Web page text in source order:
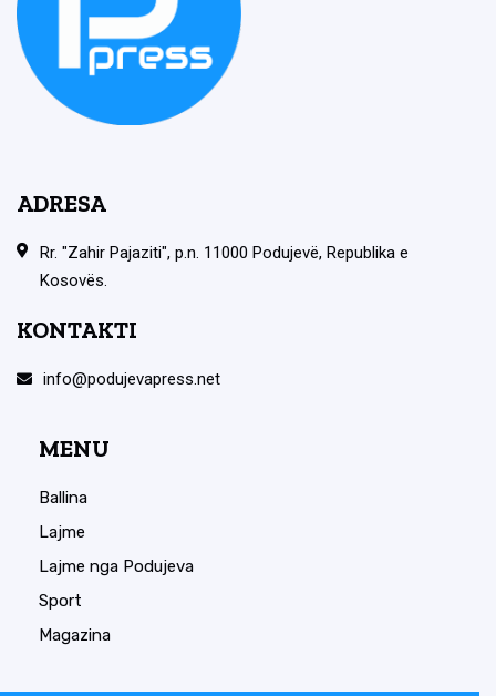
ADRESA
Rr. "Zahir Pajaziti", p.n. 11000 Podujevë, Republika e
Kosovës.
KONTAKTI
info@podujevapress.net
MENU
Ballina
Lajme
Lajme nga Podujeva
Sport
Magazina